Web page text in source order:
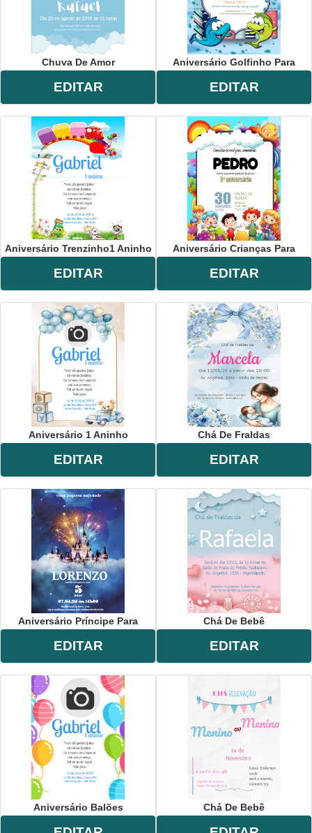
Chuva De Amor
EDITAR
Aniversário Golfinho Para
EDITAR
Aniversário Trenzinho1 Aninho
EDITAR
Aniversário Crianças Para
EDITAR
Aniversário 1 Aninho
EDITAR
Chá De Fraldas
EDITAR
Aniversário Príncipe Para
EDITAR
Chá De Bebê
EDITAR
Aniversário Balões Chá De Bebê